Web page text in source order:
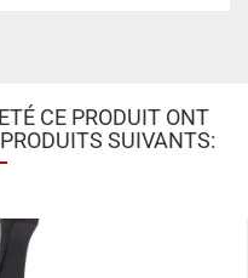
CE PRODUIT ONT
SUIVANTS: